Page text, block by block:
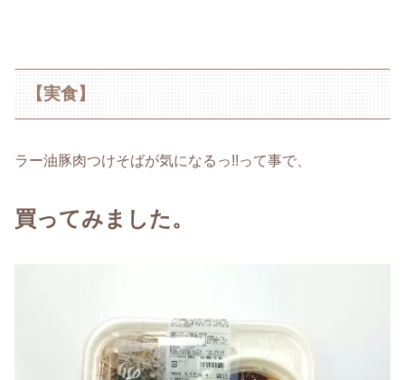
【実食】
ラー油豚肉つけそばが気になるっ!!って事で、
買ってみました。